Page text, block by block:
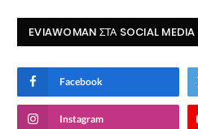
EVIAWOMAN ΣΤΑ SOCIAL MEDIA
Facebook
Instagram